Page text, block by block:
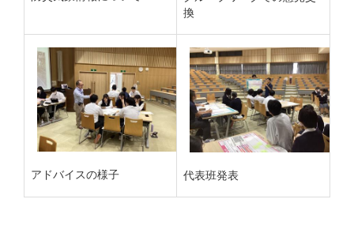
換
アドバイスの様子 代表班発表